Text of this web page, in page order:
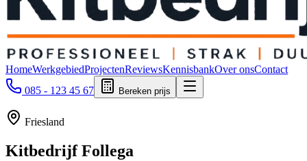
HomeWerkgebiedProjectenReviewsKennisbankOver onsContact
085 - 123 45 67
Bereken prijs
Friesland
KitbedrijfFollega